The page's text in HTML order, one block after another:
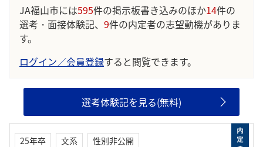
JA福山市には595件の掲示板書き込みのほか14件の
選考・面接体験記、 9件の内定者の志望動機がありま
す。
ログイン／会員登録すると閲覧できます。
選考体験記を見る(無料)
25年卒 文系
性別非公開